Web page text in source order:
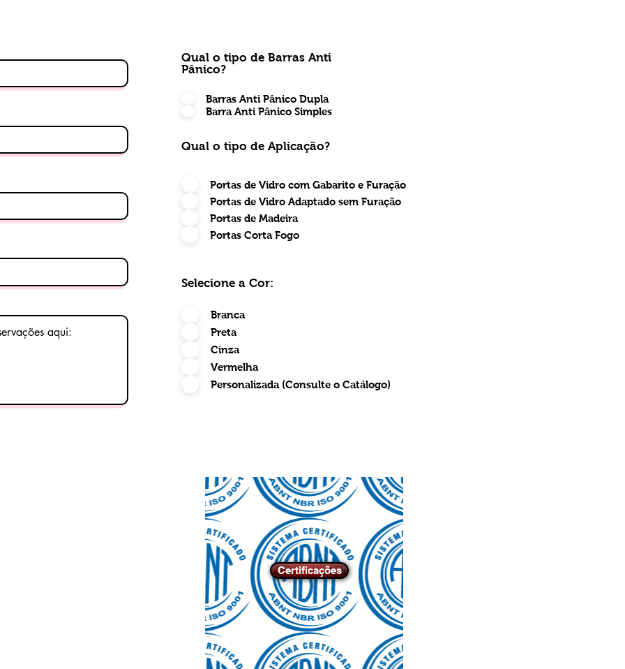
Qual o tipo de Barras Anti
Pânico?
Barras Anti Pânico Dupla
Barra Anti Pânico Simples
Qual o tipo de Aplicação?
Portas de Vidro com Gabarito e Furação
Portas de Vidro Adaptado sem Furação
Portas de Madeira
Portas Corta Fogo
Selecione a Cor:
Branca
Preta
Cinza
Vermelha
Personalizada (Consulte o Catálogo)
Certificações